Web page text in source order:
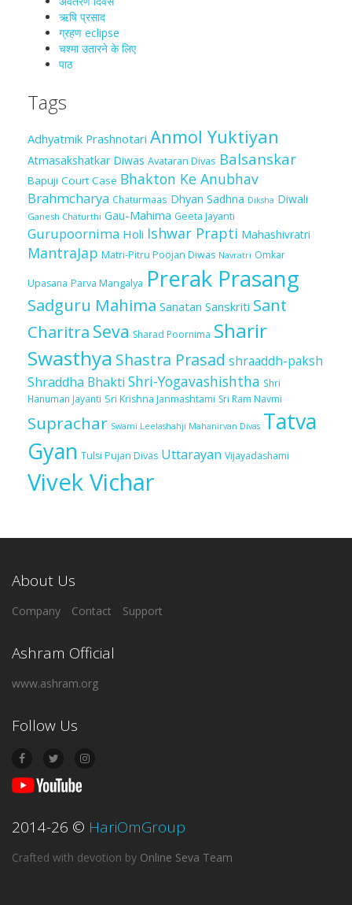
ऋषि प्रसाद
ग्रहण eclipse
चश्मा‍ उतारने के लिए
पाठ
Tags
Adhyatmik Prashnotari Anmol Yuktiyan
Atmasakshatkar Diwas Avataran Divas Balsanskar
Bapuji Court Case Bhakton Ke Anubhav
Brahmcharya Chaturmaas Dhyan Sadhna Diksha Diwali
Ganesh Chaturthi Gau-Mahima Geeta Jayanti
Gurupoornima Holi Ishwar Prapti Mahashivratri
MantraJap Matri-Pitru Poojan Diwas Navratri Omkar
Upasana Parva Mangalya Prerak Prasang
Sadguru Mahima Sanatan Sanskriti Sant
Charitra Seva Sharad Poornima Sharir
Swasthya Shastra Prasad shraaddh-paksh
Shraddha Bhakti Shri-Yogavashishtha Shri
Hanuman Jayanti Sri Krishna Janmashtami Sri Ram Navmi
Suprachar Swami Leelashahji Mahanirvan Divas Tatva
Gyan Tulsi Pujan Divas Uttarayan Vijayadashami
Vivek Vichar
About Us
Company Contact Support
Ashram Official
www.ashram.org
Follow Us
2014-26 © HariOmGroup
Crafted with devotion by Online Seva Team